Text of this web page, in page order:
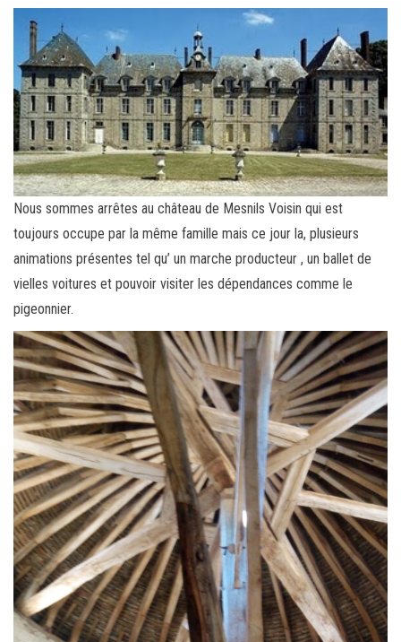
Nous sommes arrêtes au château de Mesnils Voisin qui est
toujours occupe par la même famille mais ce jour la, plusieurs
animations présentes tel qu’ un marche producteur , un ballet de
vielles voitures et pouvoir visiter les dépendances comme le
pigeonnier.